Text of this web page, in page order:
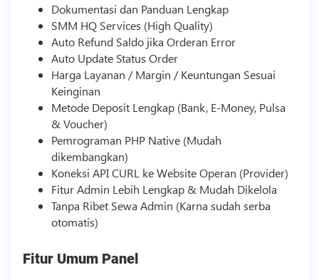
Dokumentasi dan Panduan Lengkap
SMM HQ Services (High Quality)
Auto Refund Saldo jika Orderan Error
Auto Update Status Order
Harga Layanan / Margin / Keuntungan Sesuai
Keinginan
Metode Deposit Lengkap (Bank, E-Money, Pulsa
& Voucher)
Pemrograman PHP Native (Mudah
dikembangkan)
Koneksi API CURL ke Website Operan (Provider)
Fitur Admin Lebih Lengkap & Mudah Dikelola
Tanpa Ribet Sewa Admin (Karna sudah serba
otomatis)
Fitur Umum Panel